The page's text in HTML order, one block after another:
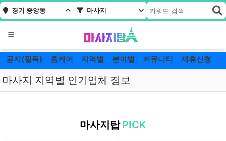
경기 중앙동 마사지
메뉴
공지(필독) 홈케어 지역별 분야별 커뮤니티 제휴신청
마사지 지역별 인기업체 정보
마사지탑 PICK